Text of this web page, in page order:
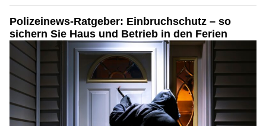
Polizeinews-Ratgeber: Einbruchschutz – so
sichern Sie Haus und Betrieb in den Ferien